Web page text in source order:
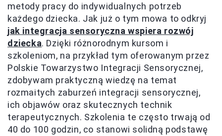
metody pracy do indywidualnych potrzeb
każdego dziecka. Jak już o tym mowa to odkryj
jak integracja sensoryczna wspiera rozwój
dziecka. Dzięki różnorodnym kursom i
szkoleniom, na przykład tym oferowanym przez
Polskie Towarzystwo Integracji Sensorycznej,
zdobywam praktyczną wiedzę na temat
rozmaitych zaburzeń integracji sensorycznej,
ich objawów oraz skutecznych technik
terapeutycznych. Szkolenia te często trwają od
40 do 100 godzin, co stanowi solidną podstawę